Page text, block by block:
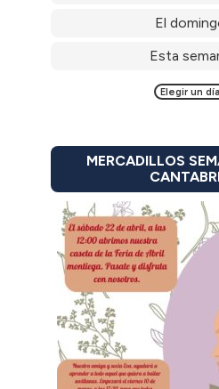
El
Esta
Elegir un día
MERCADILLOS